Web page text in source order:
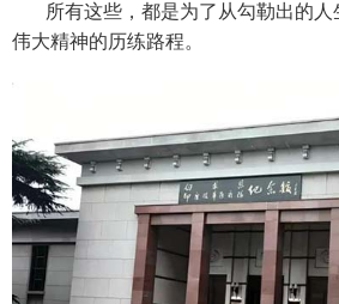
所有这些，都是为了从勾勒出的
伟大精神的历练路程。